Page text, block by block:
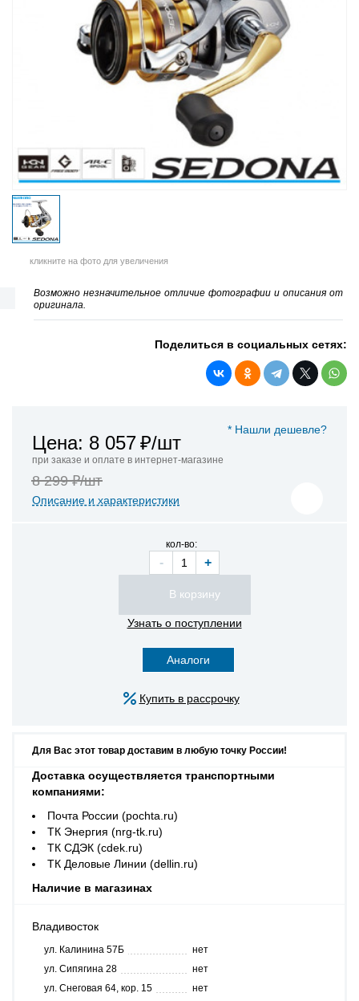
кликните на фото для увеличения
Возможно незначительное отличие фотографии и описания от
оригинала.
Поделиться в социальных сетях:
* Нашли дешевле?
Цена: 8 057₽/шт
при заказе и оплате в интернет-магазине
8 299 ₽/шт
Описание и характеристики
кол-во:
- +
Узнать о поступлении
Аналоги
Купить в рассрочку
Для Вас этот товар доставим в любую точку России!
Доставка осуществляется транспортными
компаниями:
Почта России (pochta.ru)
ТК Энергия (nrg-tk.ru)
ТК СДЭК (cdek.ru)
ТК Деловые Линии (dellin.ru)
Наличие в магазинах
Владивосток
ул. Калинина 57Б
нет
ул. Сипягина 28
нет
ул. Снеговая 64, кор. 15
нет